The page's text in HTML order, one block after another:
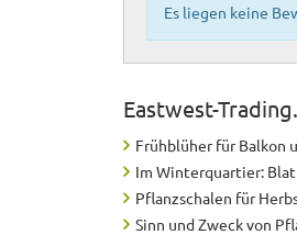
Es liegen keine
Eastwest-
Frühblüher für Balkon
Im Winterquartier:
Pflanzschalen für
Sinn und Zweck von